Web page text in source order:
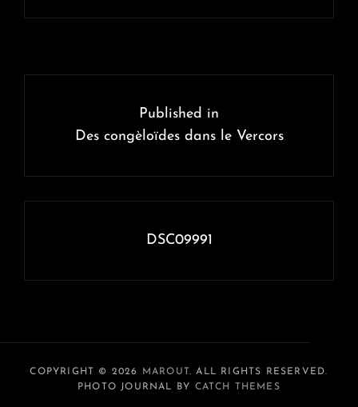
l’article
Published in
Des congèloïdes dans le Vercors
DSC09991
COPYRIGHT © 2026 MAROUT. ALL RIGHTS RESERVED.
PHOTO JOURNAL BY CATCH THEMES